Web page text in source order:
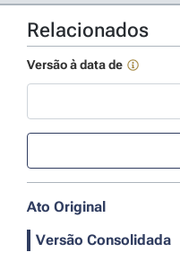
Relacionados
Versão à data de
Use a tecla de seta para
Ato Original
Versão Consolidada